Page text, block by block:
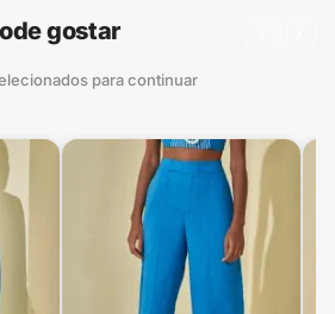
gostar
para continuar